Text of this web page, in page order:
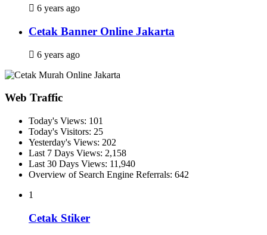
6 years ago
Cetak Banner Online Jakarta
6 years ago
Web Traffic
Today's Views: 101
Today's Visitors: 25
Yesterday's Views: 202
Last 7 Days Views: 2,158
Last 30 Days Views: 11,940
Overview of Search Engine Referrals: 642
1
Cetak Stiker